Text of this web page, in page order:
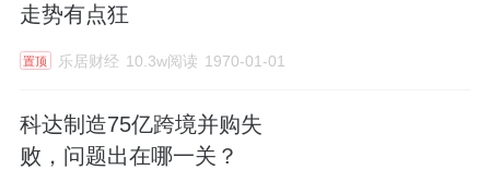
走势有点狂
置顶 乐居财经 10.3w阅读 1970-01-01
科达制造75亿跨境并购失
败，问题出在哪一关？